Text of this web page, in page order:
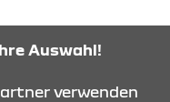
Auswahl!
verwenden